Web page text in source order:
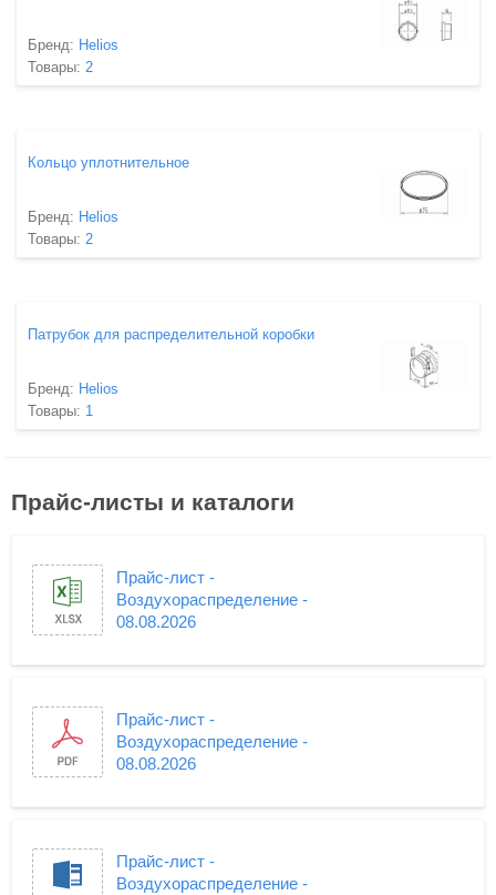
Бренд: Helios
Товары: 2
Кольцо уплотнительное
Бренд: Helios
Товары: 2
Патрубок для распределительной коробки
Бренд: Helios
Товары: 1
Прайс-листы и каталоги
Прайс-лист -
Воздухораспределение -
08.08.2026
Прайс-лист -
Воздухораспределение -
08.08.2026
Прайс-лист -
Воздухораспределение -